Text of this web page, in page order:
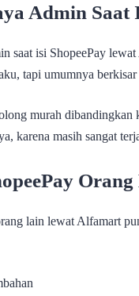
Admin Saat
saat isi ShopeePay
tapi umumnya berkisar
murah dibandingkan
karena masih sangat
lain lewat Alfamart